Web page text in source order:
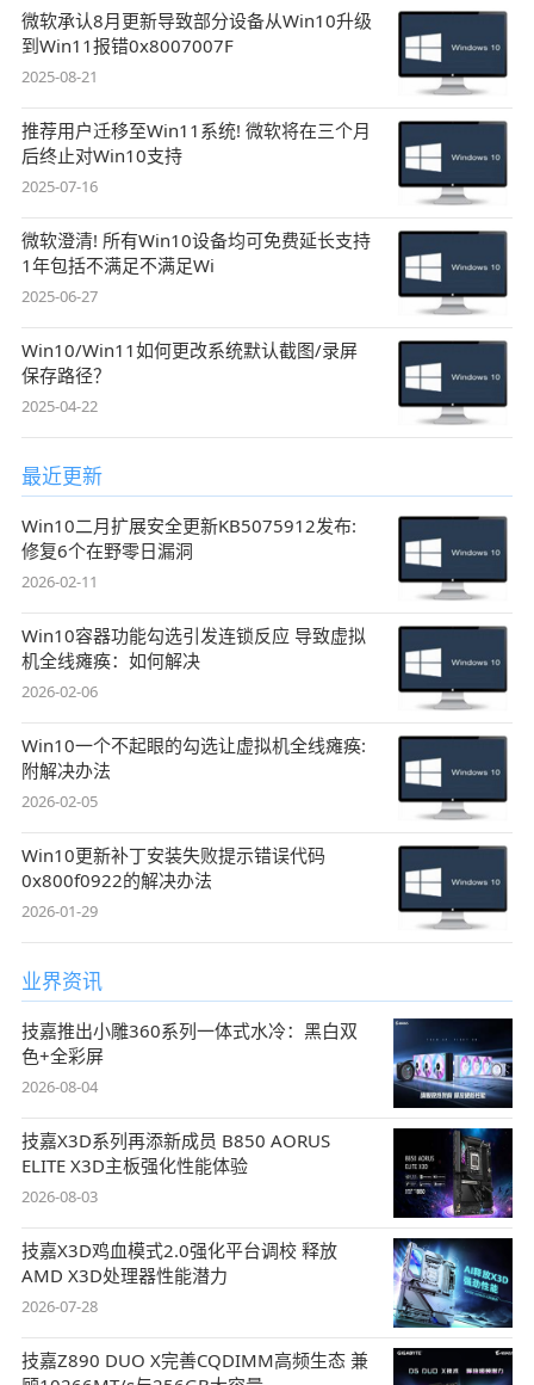
微软承认8月更新导致部分设备从Win10升级
到Win11报错0x8007007F
2025-08-21
推荐用户迁移至Win11系统! 微软将在三个月
后终止对Win10支持
2025-07-16
微软澄清! 所有Win10设备均可免费延长支持
1年包括不满足不满足Wi
2025-06-27
Win10/Win11如何更改系统默认截图/录屏
保存路径？
2025-04-22
最近更新
Win10二月扩展安全更新KB5075912发布:
修复6个在野零日漏洞
2026-02-11
Win10容器功能勾选引发连锁反应 导致虚拟
机全线瘫痪：如何解决
2026-02-06
Win10一个不起眼的勾选让虚拟机全线瘫痪:
附解决办法
2026-02-05
Win10更新补丁安装失败提示错误代码
0x800f0922的解决办法
2026-01-29
业界资讯
技嘉推出小雕360系列一体式水冷：黑白双
色+全彩屏
2026-08-04
技嘉X3D系列再添新成员 B850 AORUS
ELITE X3D主板强化性能体验
2026-08-03
技嘉X3D鸡血模式2.0强化平台调校 释放
AMD X3D处理器性能潜力
2026-07-28
技嘉Z890 DUO X完善CQDIMM高频生态 兼